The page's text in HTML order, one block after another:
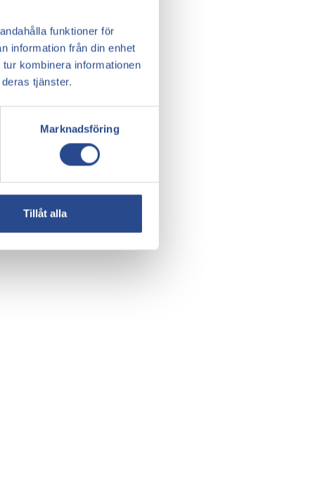
funktioner för
information från din enhet
kombinera informationen
tjänster.
Marknadsföring
Tillåt alla